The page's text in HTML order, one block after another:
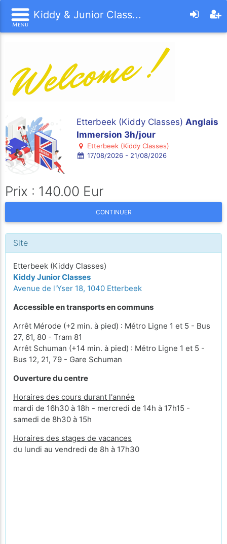
Kiddy & Junior Class...
Etterbeek (Kiddy Classes) Anglais
Immersion 3h/jour
Etterbeek (Kiddy Classes)
17/08/2026 - 21/08/2026
Prix : 140.00 Eur
CONTINUER
Site
Etterbeek (Kiddy Classes)
Kiddy Junior Classes
Avenue de l'Yser 18, 1040 Etterbeek
Accessible en transports en communs
Arrêt Mérode (+2 min. à pied) : Métro Ligne 1 et 5 - Bus
27, 61, 80 - Tram 81
Arrêt Schuman (+14 min. à pied) : Métro Ligne 1 et 5 -
Bus 12, 21, 79 - Gare Schuman
Ouverture du centre
Horaires des cours durant l'année
mardi de 16h30 à 18h - mercredi de 14h à 17h15 -
samedi de 8h30 à 15h
Horaires des stages de vacances
du lundi au vendredi de 8h à 17h30